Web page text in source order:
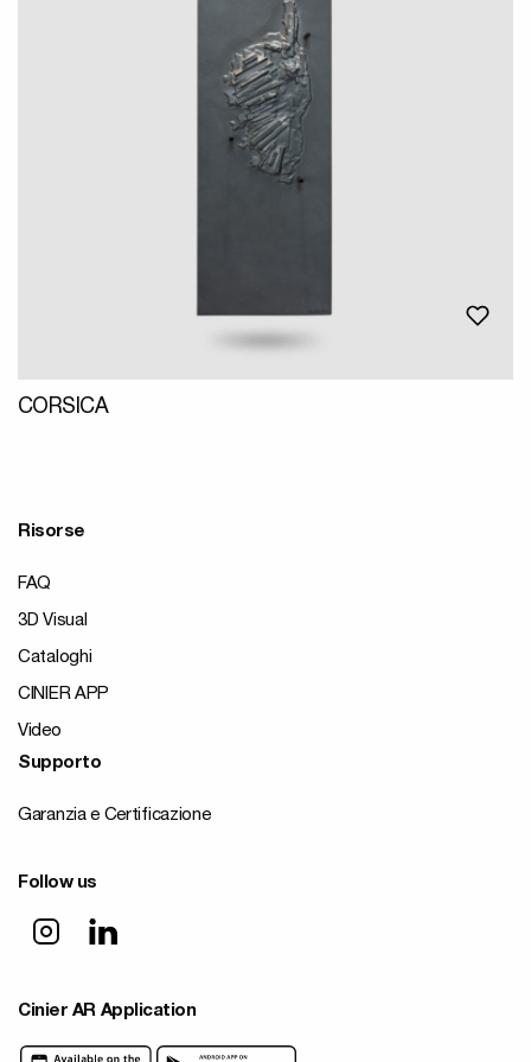
CORSICA
Risorse
FAQ
3D Visual
Cataloghi
CINIER APP
Video
Supporto
Garanzia e Certificazione
Follow us
Cinier AR Application